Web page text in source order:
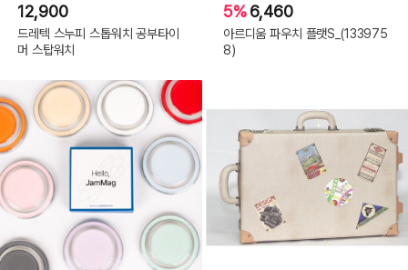
12,900
드레텍 스누피 스톱워치 공부타이
머 스탑워치
5%6,460
아르디움 파우치 플랫S_(133975
8)